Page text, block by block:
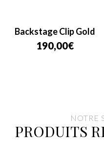
Backstage Clip Gold
190,00€
NOTRE
PRODUITS